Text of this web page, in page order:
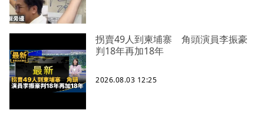
拐賣49人到柬埔寨 角頭演員李振豪
判18年再加18年
2026.08.03 12:25